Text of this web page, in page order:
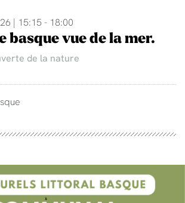
| 15:15 - 18:00
basque vue de la mer.
de la nature